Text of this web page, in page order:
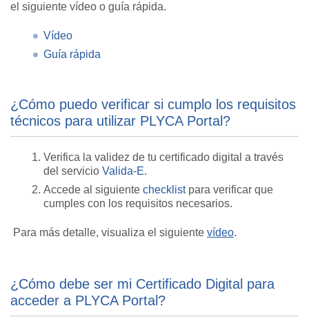
el siguiente vídeo o guía rápida.
Vídeo
Guía rápida
¿Cómo puedo verificar si cumplo los requisitos
técnicos para utilizar PLYCA Portal?
Verifica la validez de tu certificado digital a través
del servicio Valida-E.
Accede al siguiente checklistpara verificar que
cumples con los requisitos necesarios.
Para más detalle, visualiza el siguiente vídeo.
¿Cómo debe ser mi Certificado Digital para
acceder a PLYCA Portal?